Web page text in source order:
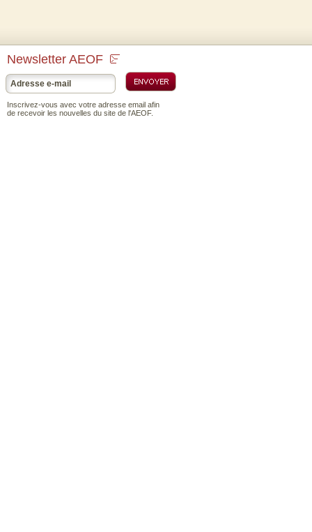
Newsletter AEOF
Inscrivez-vous avec votre adresse email afin
de recevoir les nouvelles du site de l'AEOF.